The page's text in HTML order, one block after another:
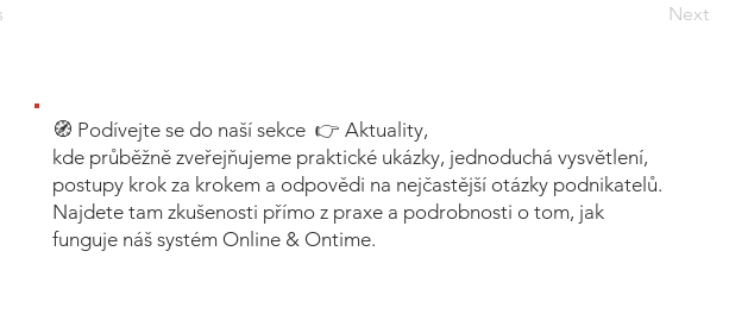
Next
🧭 Podívejte se do naší sekce 👉 Aktuality,
kde průběžně zveřejňujeme praktické ukázky, jednoduchá vysvětlení,
postupy krok za krokem a odpovědi na nejčastější otázky podnikatelů.
Najdete tam zkušenosti přímo z praxe a podrobnosti o tom, jak
funguje náš systém Online & Ontime.